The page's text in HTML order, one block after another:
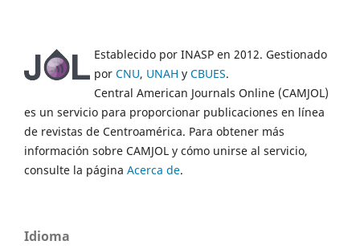
Establecido por INASP en 2012. Gestionado
por CNU, UNAH y CBUES.
Central American Journals Online (CAMJOL)
es un servicio para proporcionar publicaciones en línea
de revistas de Centroamérica. Para obtener más
información sobre CAMJOL y cómo unirse al servicio,
consulte la página Acerca de.
Idioma